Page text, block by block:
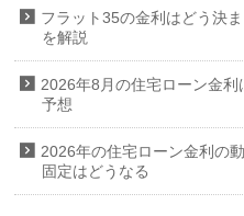
フラット35の金利はどう決
を解説
2026年8月の住宅ローン金
予想
2026年の住宅ローン金利の
固定はどうなる